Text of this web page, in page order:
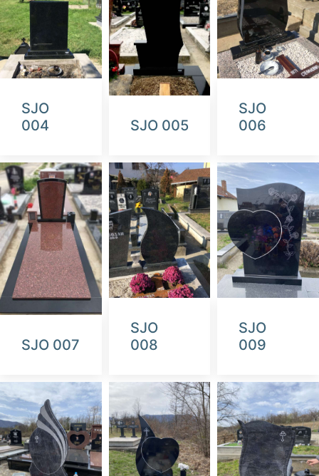
SJO
004
SJO 005
SJO
006
SJO 007
SJO
008
SJO
009